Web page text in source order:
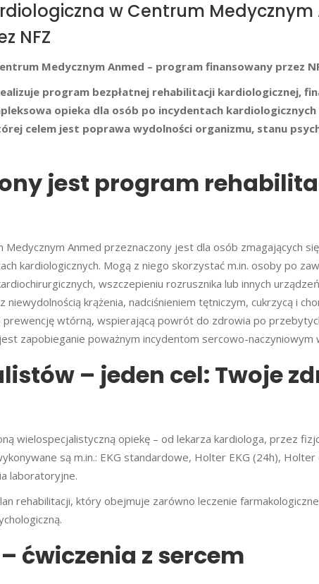
w Centrum Medycznym
NFZ
Medycznym Anmed – program finansowany przez
program bezpłatnej rehabilitacji kardiologicznej,
opieka dla osób po incydentach kardiologicznych
celem jest poprawa wydolności organizmu, stanu
jest program
Anmed przeznaczony jest dla osób zmagających
kardiologicznych. Mogą z niego skorzystać m.in. osoby po
wszczepieniu rozrusznika lub innych urządzeń
krążenia, nadciśnieniem tętniczym, cukrzycą i
wtórną, wspierającą powrót do zdrowia po
zapobieganie poważnym incydentom sercowo-naczyniowym
– jeden cel: Twoje
wielospecjalistyczną opiekę – od lekarza kardiologa, przez
są m.in.: EKG standardowe, Holter EKG (24h), Holter
laboratoryjne.
rehabilitacji, który obejmuje zarówno leczenie
ćwiczenia z sercem